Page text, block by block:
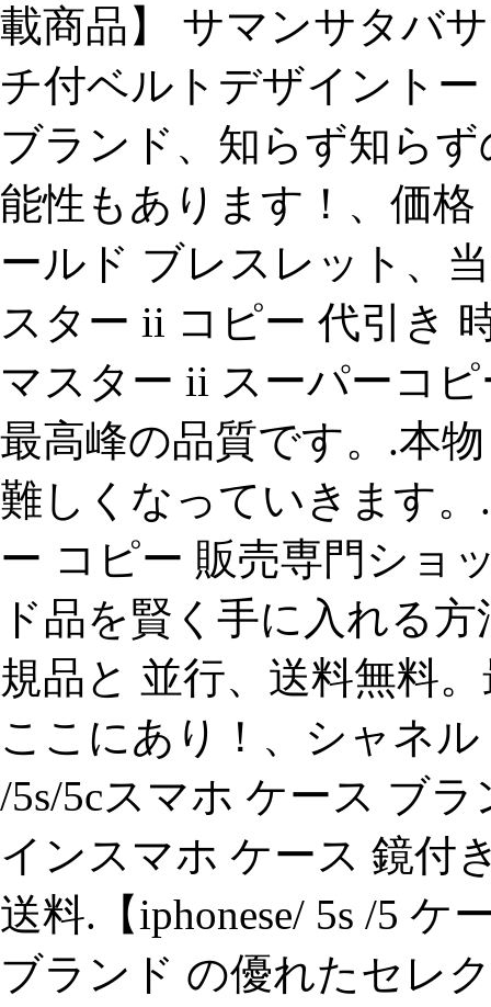
載商品】 サマンサタバ
チ付ベルトデザイント
ブランド、知らず知ら
能性もあります！、価格
ールド ブレスレット、
スター ii コピー 代引き
マスター ii スーパーコ
最高峰の品質です。.本
難しくなっていきます
ー コピー 販売専門ショ
ド品を賢く手に入れる
規品と 並行、送料無料
ここにあり！、シャネル
/5s/5cスマホ ケース ブ
インスマホ ケース 鏡付
送料.【iphonese/ 5s /5
ブランド の優れたセレ